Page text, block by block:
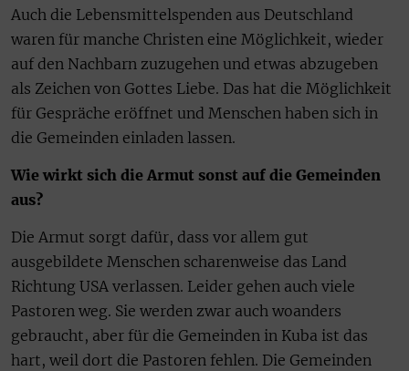
Auch die Lebensmittelspenden aus Deutschland
waren für manche Christen eine Möglichkeit, wieder
auf den Nachbarn zuzugehen und etwas abzugeben
als Zeichen von Gottes Liebe. Das hat die Möglichkeit
für Gespräche eröffnet und Menschen haben sich in
die Gemeinden einladen lassen.
Wie wirkt sich die Armut sonst auf die Gemeinden
aus?
Die Armut sorgt dafür, dass vor allem gut
ausgebildete Menschen scharenweise das Land
Richtung USA verlassen. Leider gehen auch viele
Pastoren weg. Sie werden zwar auch woanders
gebraucht, aber für die Gemeinden in Kuba ist das
hart, weil dort die Pastoren fehlen. Die Gemeinden